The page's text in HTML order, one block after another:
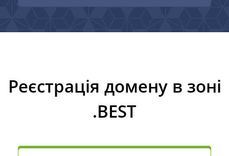
Реєстрація домену в зоні
.BEST